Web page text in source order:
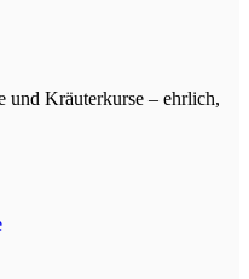
und Kräuterkurse – ehrlich,